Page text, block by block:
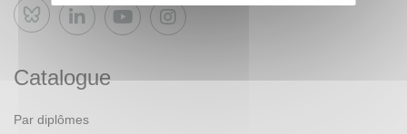
Bluesky
Catalogue
Par diplômes